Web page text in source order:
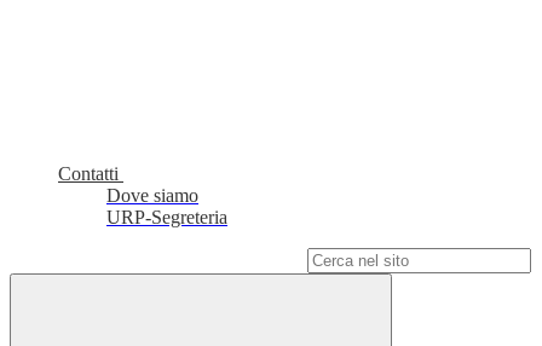
Contatti
Dove siamo
URP-Segreteria